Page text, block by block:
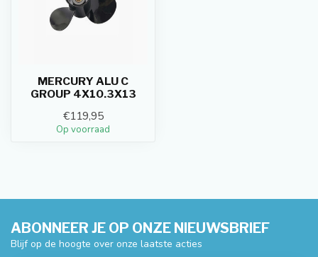
MERCURY ALU C
GROUP 4X10.3X13
€119,95
Op voorraad
ABONNEER JE OP ONZE NIEUWSBRIEF
Blijf op de hoogte over onze laatste acties